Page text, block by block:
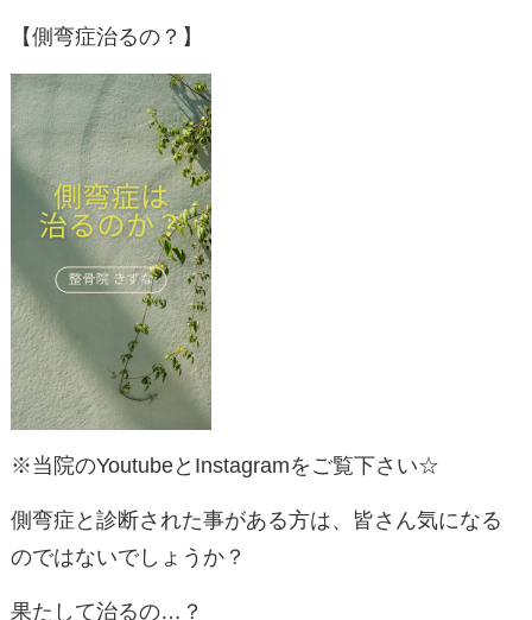
【側弯症治るの？】
※当院のYoutubeとInstagramをご覧下さい☆
側弯症と診断された事がある方は、皆さん気になる
のではないでしょうか？
果たして治るの…？